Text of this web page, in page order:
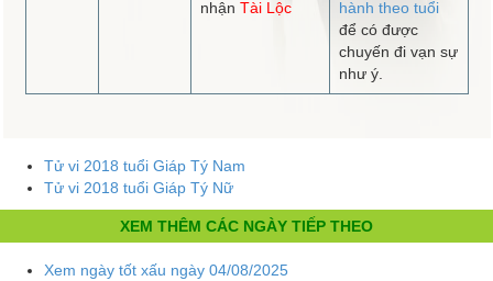
nhận Tài Lộc
hành theo tuổi
để có được
chuyến đi vạn sự
như ý.
Tử vi 2018 tuổi Giáp Tý Nam
Tử vi 2018 tuổi Giáp Tý Nữ
XEM THÊM CÁC NGÀY TIẾP THEO
Xem ngày tốt xấu ngày 04/08/2025